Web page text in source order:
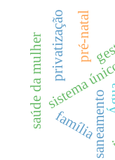
saneamento
sistema
privatização
saúde da mulher pré-natal
família